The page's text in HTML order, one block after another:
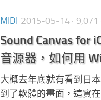
MIDI 2015-05-14 ·
Sound Canvas for
音源器，如何用
大概去年底就有看到日
到了軟體的畫面，這實